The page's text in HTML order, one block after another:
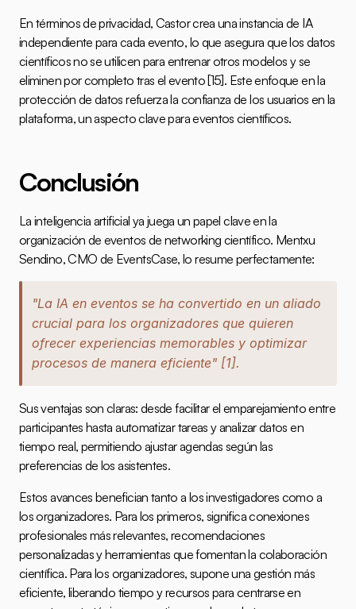
En términos de privacidad, Castor crea una instancia de IA
independiente para cada evento, lo que asegura que los datos
científicos no se utilicen para entrenar otros modelos y se
eliminen por completo tras el evento [15]. Este enfoque en la
protección de datos refuerza la confianza de los usuarios en la
plataforma, un aspecto clave para eventos científicos.
Conclusión
La inteligencia artificial ya juega un papel clave en la
organización de eventos de networking científico. Mentxu
Sendino, CMO de EventsCase, lo resume perfectamente:
"La IA en eventos se ha convertido en un aliado
crucial para los organizadores que quieren
ofrecer experiencias memorables y optimizar
procesos de manera eficiente" [1].
Sus ventajas son claras: desde facilitar el emparejamiento entre
participantes hasta automatizar tareas y analizar datos en
tiempo real, permitiendo ajustar agendas según las
preferencias de los asistentes.
Estos avances benefician tanto a los investigadores como a
los organizadores. Para los primeros, significa conexiones
profesionales más relevantes, recomendaciones
personalizadas y herramientas que fomentan la colaboración
científica. Para los organizadores, supone una gestión más
eficiente, liberando tiempo y recursos para centrarse en